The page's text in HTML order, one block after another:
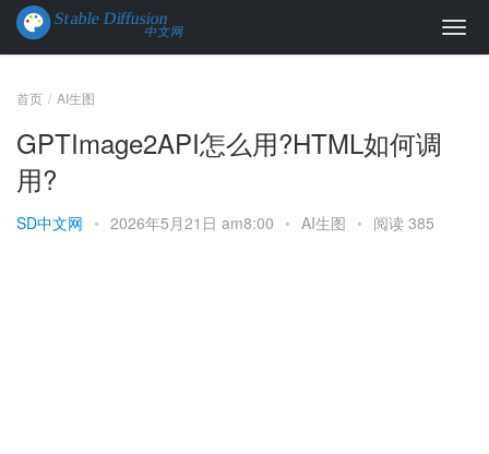
首页 AI生图
GPTImage2API怎么用?HTML如何调
用?
SD中文网 • 2026年5月21日 am8:00 • AI生图 • 阅读 385